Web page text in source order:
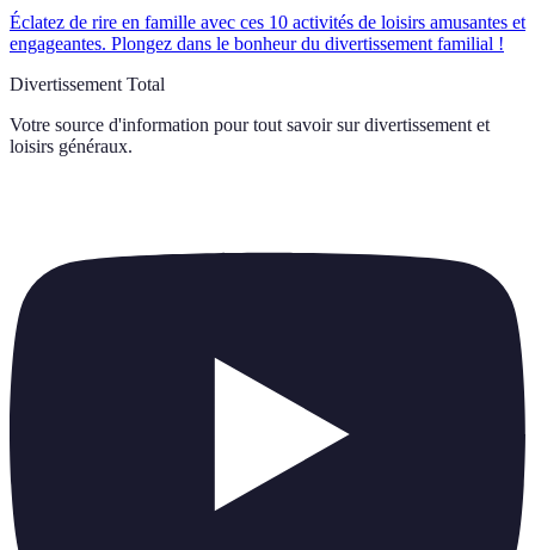
Éclatez de rire en famille avec ces 10 activités de loisirs amusantes et
engageantes. Plongez dans le bonheur du divertissement familial !
Divertissement Total
Votre source d'information pour tout savoir sur divertissement et
loisirs généraux.